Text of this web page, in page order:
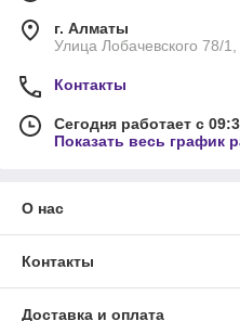
г. Алматы
Улица Лобачевского 78/
Контакты
Сегодня работает с
Показать весь график
О нас
Контакты
Доставка и оплата